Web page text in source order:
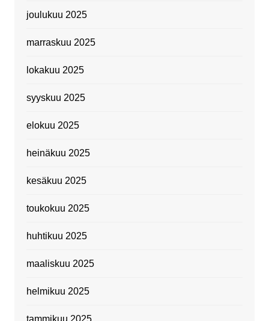
joulukuu 2025
marraskuu 2025
lokakuu 2025
syyskuu 2025
elokuu 2025
heinäkuu 2025
kesäkuu 2025
toukokuu 2025
huhtikuu 2025
maaliskuu 2025
helmikuu 2025
tammikuu 2025